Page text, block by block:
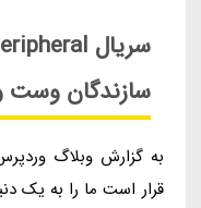
سازندگان وست
به گزارش وبلاگ
قرار است ما را به یک